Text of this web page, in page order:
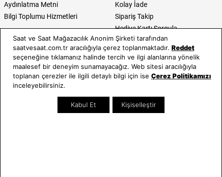
Aydınlatma Metni
Bilgi Toplumu Hizmetleri
Kolay İade
Sipariş Takip
Hediye Kartı Sorgula
E-Garanti ve E-Fatura
Kullanım Kılavuzları
Saat ve Saat
Hakkımızda
Kategoriler
Kadın Saat
Tüm Ürünler
Saat ve Saat Mağazacılık Anonim Şirketi tarafından
saatvesaat.com.tr aracılığıyla çerez toplanmaktadır. Reddet
seçeneğine tıklamanız halinde tercih ve ilgi alanlarına yönelik
maalesef bir deneyim sunamayacağız. Web sitesi aracılığıyla
toplanan çerezler ile ilgili detaylı bilgi için ise Çerez Politikamızı
inceleyebilirsiniz.
Kabul Et Kişiselleştir